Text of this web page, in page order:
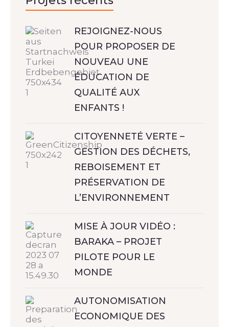
REJOIGNEZ-NOUS
POUR PROPOSER DE
NOUVEAU UNE
ÉDUCATION DE
QUALITÉ AUX
ENFANTS !
CITOYENNETÉ VERTE –
GESTION DES DÉCHETS,
REBOISEMENT ET
PRÉSERVATION DE
L’ENVIRONNEMENT
MISE À JOUR VIDÉO :
BARAKA – PROJET
PILOTE POUR LE
MONDE
AUTONOMISATION
ECONOMIQUE DES